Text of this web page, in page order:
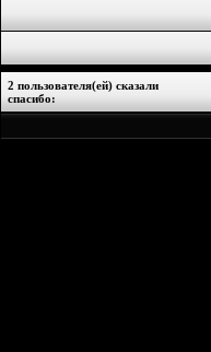
2 пользователя(ей) сказали
cпасибо: